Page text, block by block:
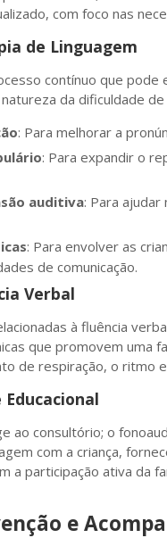
com foco nas
de Linguagem
contínuo que
da dificuldade
: Para melhorar a
: Para expandir o
auditiva: Para
: Para envolver as
de comunicação.
Verbal
à fluência
que promovem uma
de respiração, o ritmo e
ao consultório; o
com a criança,
a participação ativa da
e